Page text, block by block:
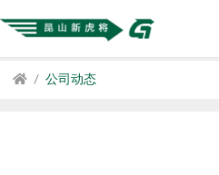
公司动态